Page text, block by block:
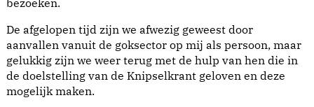
De afgelopen tijd zijn we afwezig geweest door
aanvallen vanuit de goksector op mij als persoon, maar
gelukkig zijn we weer terug met de hulp van hen die in
de doelstelling van de Knipselkrant geloven en deze
mogelijk maken.